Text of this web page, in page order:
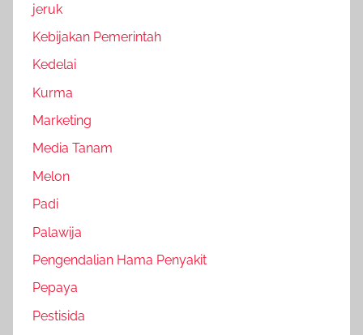
jeruk
Kebijakan Pemerintah
Kedelai
Kurma
Marketing
Media Tanam
Melon
Padi
Palawija
Pengendalian Hama Penyakit
Pepaya
Pestisida